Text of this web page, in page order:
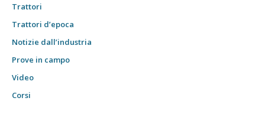
Trattori
Trattori d’epoca
Notizie dall’industria
Prove in campo
Video
Corsi